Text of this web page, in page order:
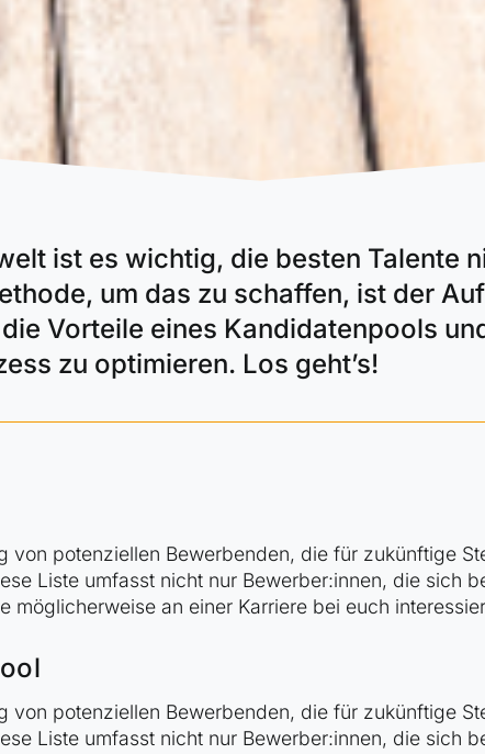
ist es wichtig, die besten Talente
um das zu schaffen, ist der
Vorteile eines Kandidatenpools
zu optimieren. Los geht’s!
von potenziellen Bewerbenden, die für zukünftige
Liste umfasst nicht nur Bewerber:innen, die sich
möglicherweise an einer Karriere bei euch
von potenziellen Bewerbenden, die für zukünftige
Liste umfasst nicht nur Bewerber:innen, die sich